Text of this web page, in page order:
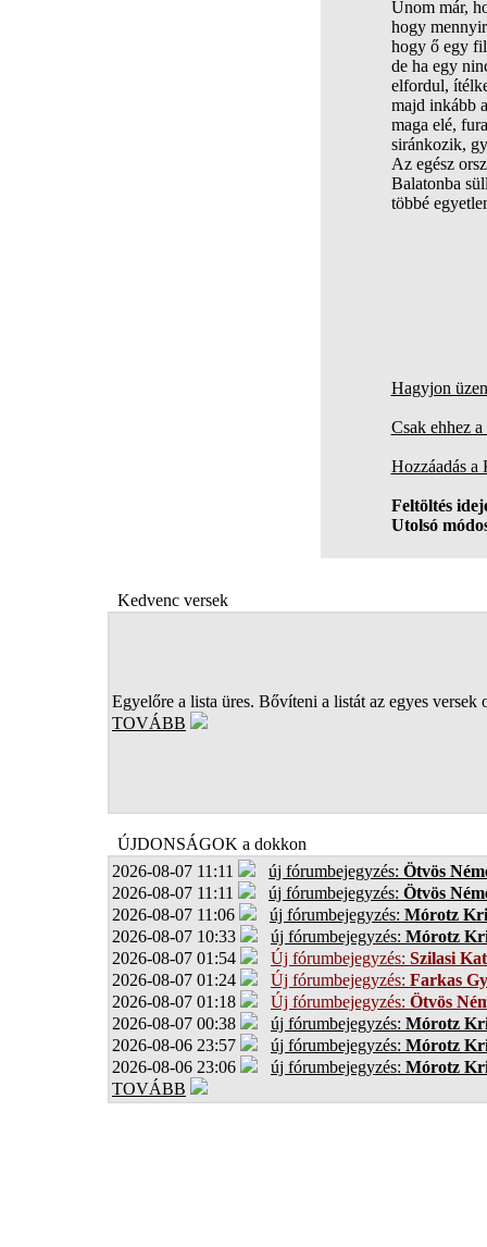
Unom már,
hogy
hogy ő egy
de ha egy
elfordul,
majd inkább
maga elé,
siránkozik,
Az egész
Balatonba
többé
Hagyjon
Csak ehhez
Hozzáadás
Feltöltés
Utolsó
Kedvenc versek
Egyelőre a lista üres. Bővíteni a listát az egyes versek
TOVÁBB
ÚJDONSÁGOK a dokkon
2026-08-07 11:11
új fórumbejegyzés: Ötvös
2026-08-07 11:11
új fórumbejegyzés: Ötvös
2026-08-07 11:06
új fórumbejegyzés: Mórotz
2026-08-07 10:33
új fórumbejegyzés: Mórotz
2026-08-07 01:54
Új fórumbejegyzés: Szilasi
2026-08-07 01:24
Új fórumbejegyzés: Farkas
2026-08-07 01:18
Új fórumbejegyzés: Ötvös
2026-08-07 00:38
új fórumbejegyzés: Mórotz
2026-08-06 23:57
új fórumbejegyzés: Mórotz
2026-08-06 23:06
új fórumbejegyzés: Mórotz
TOVÁBB